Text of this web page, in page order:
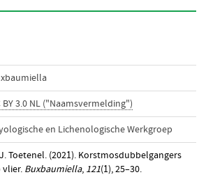
BY 3.0 NL ("Naamsvermelding")
en Lichenologische Werkgroep
Toetenel. (2021). Korstmosdubbelgangers
vlier. Buxbaumiella, 121(1), 25–30.